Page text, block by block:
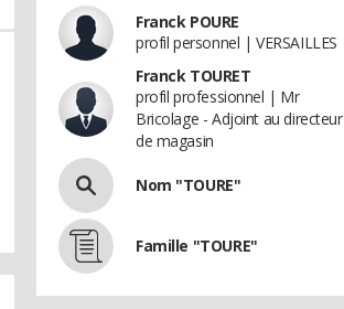
Franck POURE
profil personnel | VERSAILLES
Franck TOURET
profil professionnel | Mr
Bricolage - Adjoint au directeur
de magasin
Nom "TOURE"
Famille "TOURE"